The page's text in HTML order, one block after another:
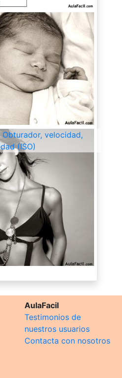
velocidad,
(ISO)
AulaFacil
Testimonios de
nuestros usuarios
Contacta con nosotros